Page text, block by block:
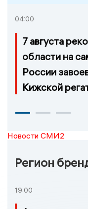
04:00
7 августа
области на
России
Кижской
Новости СМИ2
Регион
19:00